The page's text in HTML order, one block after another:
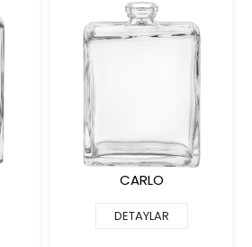
CARLO
DETAYLAR